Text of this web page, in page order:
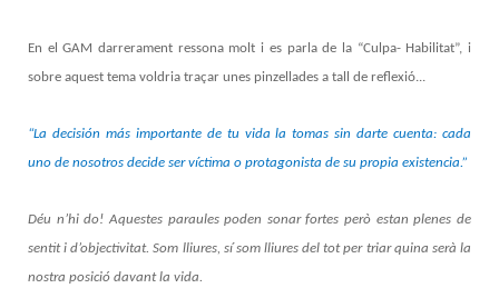
En el GAM darrerament ressona molt i es parla de la “Culpa- Habilitat”, i
sobre aquest tema voldria traçar unes pinzellades a tall de reflexió...
“La decisión más importante de tu vida la tomas sin darte cuenta: cada
uno de nosotros decide ser víctima o protagonista de su propia existencia.”
Déu n’hi do! Aquestes paraules poden sonar fortes però estan plenes de
sentit i d’objectivitat. Som lliures, sí som lliures del tot per triar quina serà la
nostra posició davant la vida.